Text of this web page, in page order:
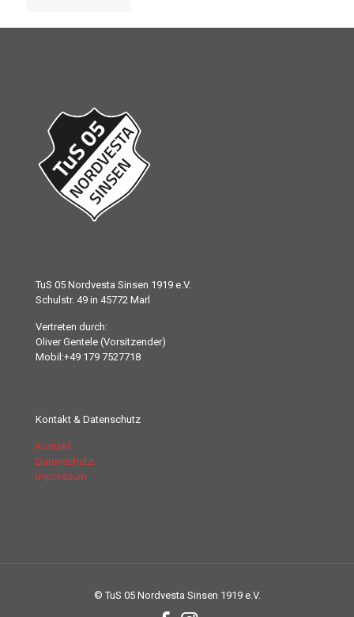
TuS 05 Nordvesta Sinsen 1919 e.V.
Schulstr. 49 in 45772 Marl
Vertreten durch:
Oliver Gentele (Vorsitzender)
Mobil:+49 179 7527718
Kontakt & Datenschutz
Kontakt
Datenschutz
Impressum
© TuS 05 Nordvesta Sinsen 1919 e.V.